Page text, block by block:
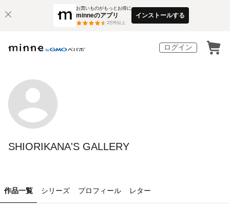
お買いものがもっとお得に
minneのアプリ
3万件以上
インストールする
ログイン
SHIORIKANA'S GALLERY
作品一覧 シリーズ プロフィール レター